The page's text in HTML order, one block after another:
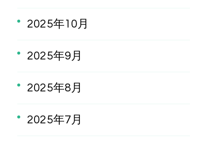
2025年10月
2025年9月
2025年8月
2025年7月